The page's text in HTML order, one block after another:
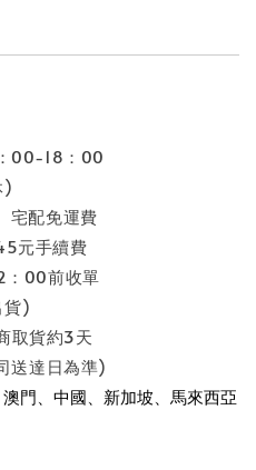
00-18：00
配免運費
元手續費
00前收單
)
取貨約3天
日為準)
門、中國、新加坡、馬來西亞